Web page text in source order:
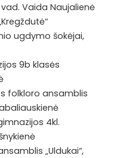
Vaida Naujalienė
ugdymo šokėjai,
9b klasės
folkloro ansamblis
4kl.
„Uldukai“,